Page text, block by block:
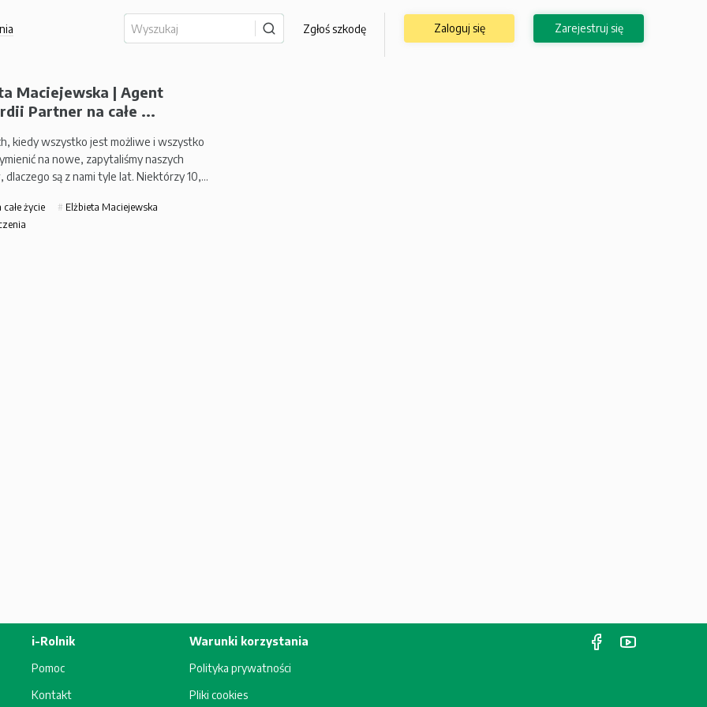
Zgłoś szkodę Zaloguj się Zarejestruj się
Maciejewska | Agent
Partner na całe ...
kiedy wszystko jest możliwe i wszystko
na nowe, zapytaliśmy naszych
dlaczego są z nami tyle lat. Niektórzy 10,…
życie
Elżbieta Maciejewska
i-Rolnik
Pomoc
Kontakt
Warunki korzystania
Polityka prywatności
Pliki cookies